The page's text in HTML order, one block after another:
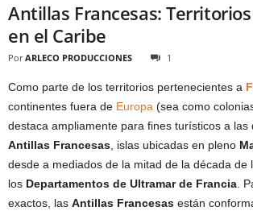
Antillas Francesas:
en el Caribe
Por ARLECO PRODUCCIONES 1
Como parte de los territorios pertenecientes a
continentes fuera de Europa (sea como
destaca ampliamente para fines turísticos a las
Antillas Francesas , islas ubicadas en pleno
desde a mediados de la mitad de la década de
los Departamentos de Ultramar de Francia .
exactos, las Antillas Francesas están